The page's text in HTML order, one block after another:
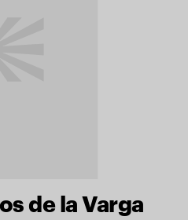
de la Varga